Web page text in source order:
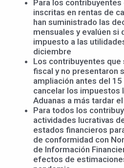
Para los
inscritas en rentas de
han suministrado las
mensuales y evalúen si
impuesto a las
diciembre
Los contribuyentes que
fiscal y no presentaron
ampliación antes del
cancelar los impuestos
Aduanas a más tardar
Para todos los
actividades lucrativas
estados financieros
de conformidad con
de Información
efectos de